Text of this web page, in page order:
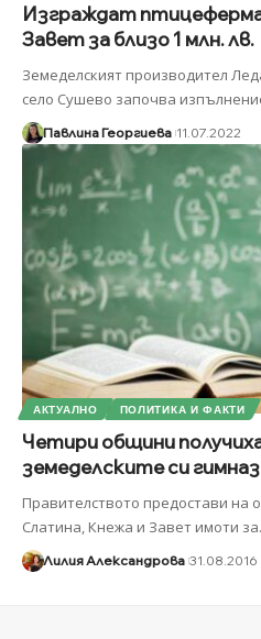
Изграждат
Завет за близо 1 млн. лв.
Земеделският производител
село Сушево започва
Павлина Георгиева 11.07.2022
АКТУАЛНО ПОЛИТИКА И ФАКТИ
Четири общини
земеделските си
Правителството предостави на
Слатина, Кнежа и Завет имоти за
Лилия Александрова 31.08.2016